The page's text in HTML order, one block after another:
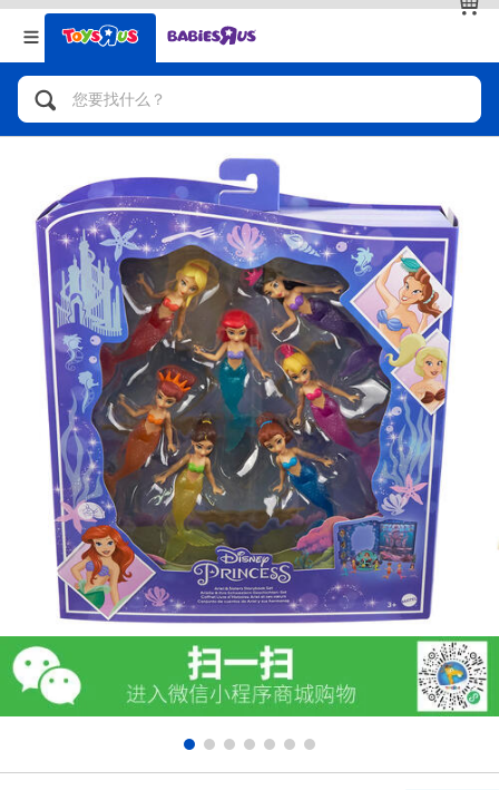
返回
分类目录
人气英雄，角色扮演，射击玩具
自行车，滑板车，骑乘车
拼砌组合及乐高LEGO
玩具车，货车，火车及遥控系列
手工艺，文具，蜡笔，泥胶，画板
娃娃，芭比，收藏公仔
电子玩具
游戏及拼图系列
益智学习玩具
户外及运动产品
返回
品牌
查看全部